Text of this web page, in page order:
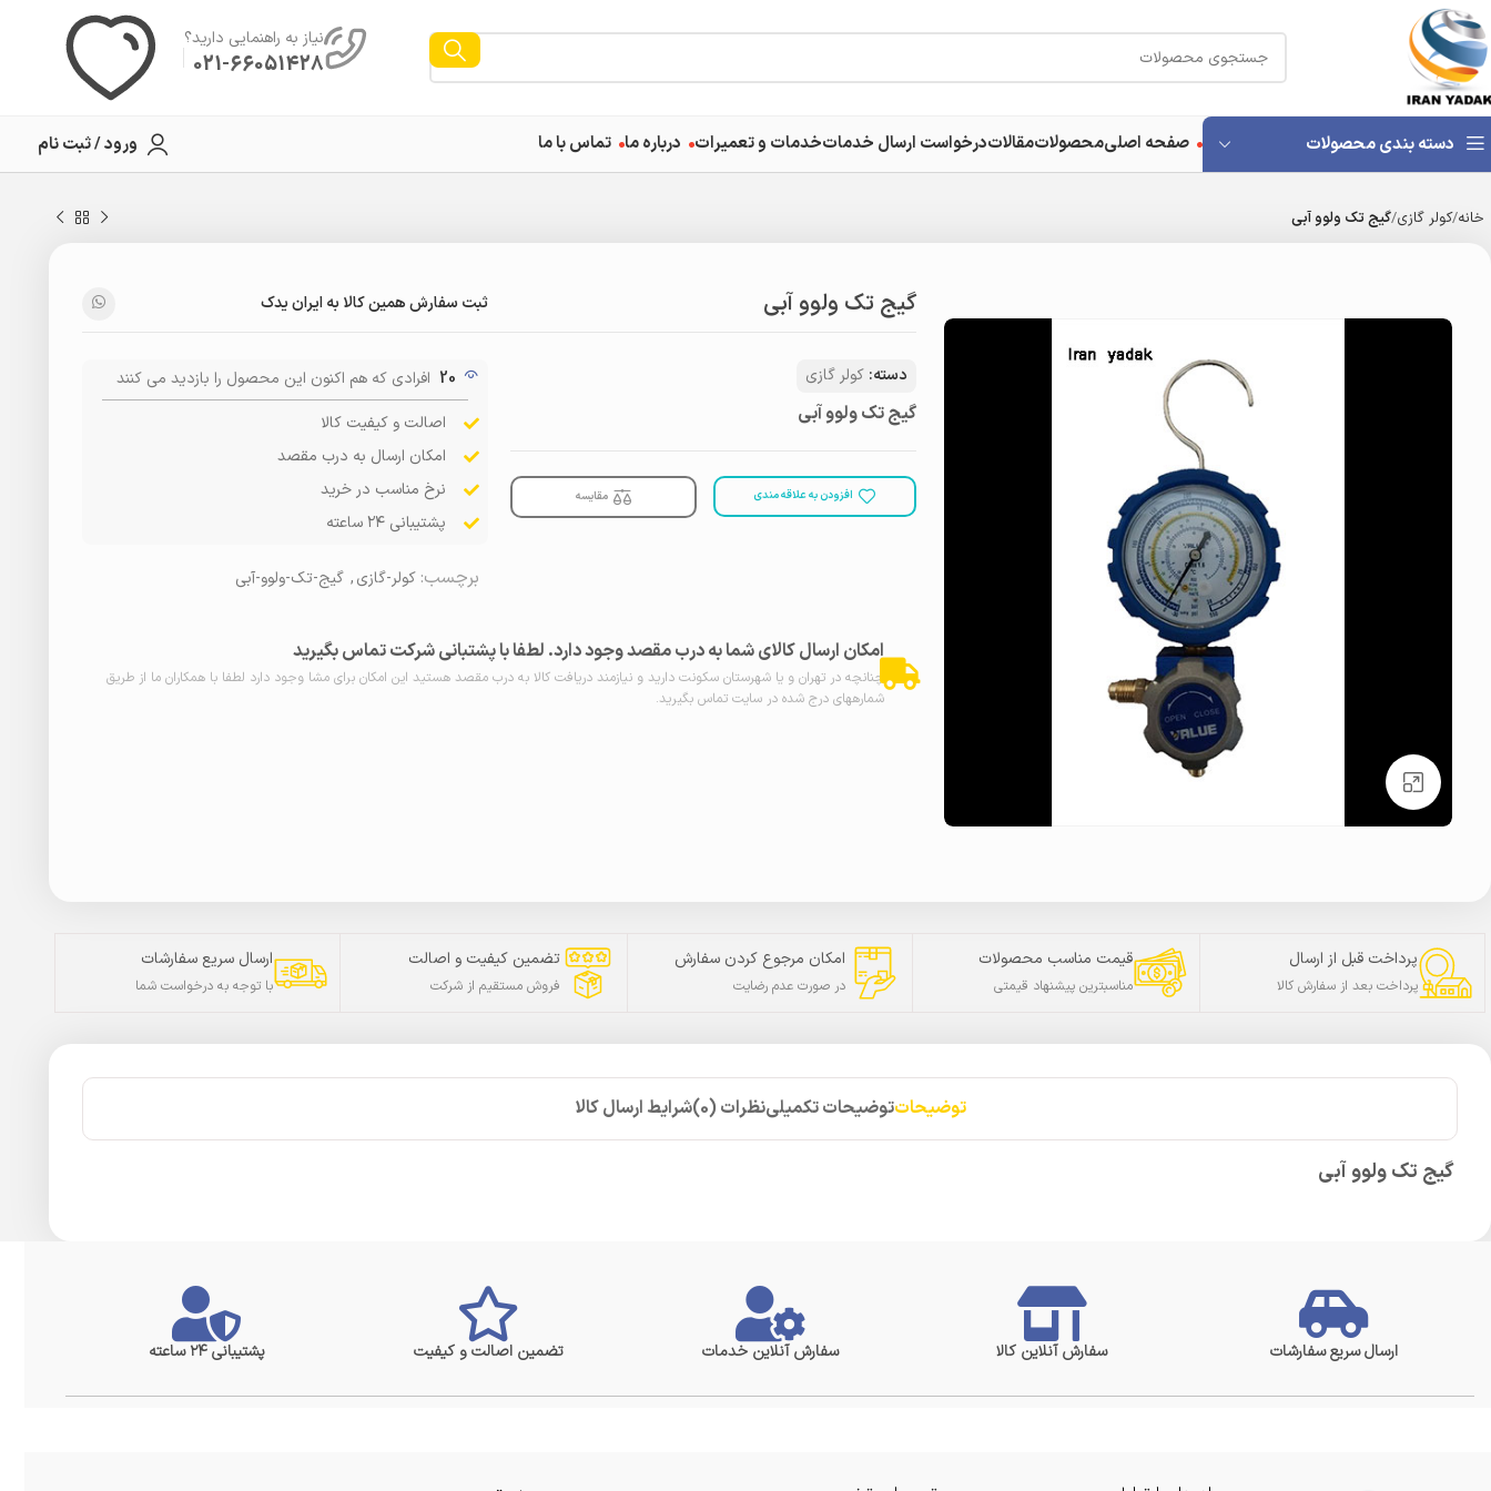
نیاز به راهنمایی دارید؟
021-66051428
دسته بندی محصولات صفحه اصلیمحصولاتمقالاتدرخواست ارسال خدماتخدمات و تعمیرات درباره ما تماس با ما ورود / ثبت نام
خانه کولر گازی گیج تک ولوو آبی
گیج تک ولوو آبی ثبت سفارش همین کالا به ایران یدک
دسته: کولر گازی
گیج تک ولوو آبی
افزودن به علاقه مندی مقایسه
20 افرادی که هم اکنون این محصول را بازدید می کنند
اصالت و کیفیت کالا
امکان ارسال به درب مقصد
نرخ مناسب در خرید
پشتیبانی ۲۴ ساعته
برچسب: کولر-گازی, گیج-تک-ولوو-آبی
امکان ارسال کالای شما به درب مقصد وجود دارد. لطفا با پشتبانی شرکت تماس بگیرید
چنانچه در تهران و یا شهرستان سکونت دارید و نیازمند دریافت کالا به درب مقصد هستید این امکان برای مشا وجود دارد لطفا با همکاران ما از طریق
شمارههای درج شده در سایت تماس بگیرید.
پرداخت قبل از ارسال
پرداخت بعد از سفارش کالا
قیمت مناسب محصولات
مناسبترین پیشنهاد قیمتی
امکان مرجوع کردن سفارش
در صورت عدم رضایت
تضمین کیفیت و اصالت
فروش مستقیم از شرکت
ارسال سریع سفارشات
با توجه به درخواست شما
توضیحاتتوضیحات تکمیلینظرات (0) شرایط ارسال کالا
گیج تک ولوو آبی
ارسال سریع سفارشات سفارش آنلاین کالا سفارش آنلاین خدمات تضمین اصالت و کیفیت پشتیبانی ۲۴ ساعته